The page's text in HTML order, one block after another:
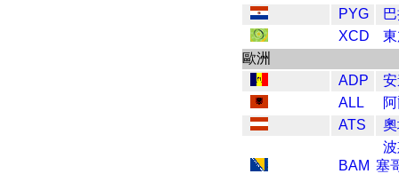
PYG
XCD
歐洲
ADP
ALL
ATS
BAM 塞